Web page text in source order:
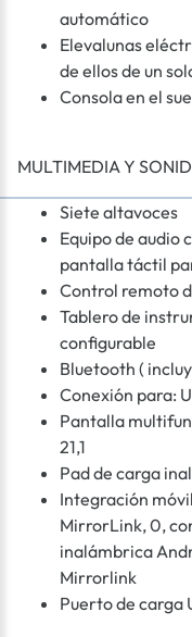
automático
Elevalunas
de ellos de un
Consola en el
MULTIMEDIA Y
Siete altavoces
Equipo de audio
pantalla táctil
Control remoto
Tablero de
configurable
Bluetooth (
Conexión para:
Pantalla
21,1
Pad de carga
Integración
MirrorLink, 0,
inalámbrica
Mirrorlink
Puerto de carga